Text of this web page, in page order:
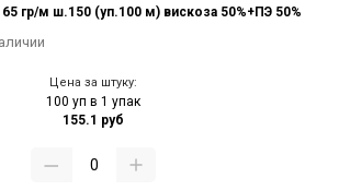
гр/м ш.150 (уп.100 м) вискоза 50%+ПЭ 50%
Цена за штуку:
100 уп в 1 упак
155.1 руб